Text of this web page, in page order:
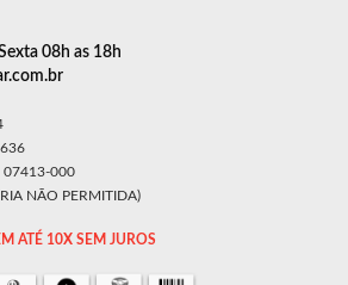
08h as 18h
07413-000
NÃO PERMITIDA)
ATÉ 10X SEM JUROS